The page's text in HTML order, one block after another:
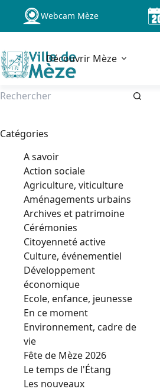
Passer
contenu
Webcam Mèze
Découvrir Mèze
Catégories
A savoir
Action sociale
Agriculture, viticulture
Aménagements urbains
Archives et patrimoine
Cérémonies
Citoyenneté active
Culture, événementiel
Développement
économique
Ecole, enfance, jeunesse
En ce moment
Environnement, cadre de
vie
Fête de Mèze 2026
Le temps de l'Étang
Les nouveaux